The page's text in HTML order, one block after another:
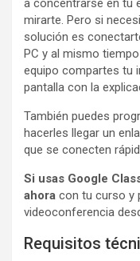
a concentrarse en tu
mirarte. Pero si
solución es
PC y al mismo
equipo compartes tu
pantalla con la
También puedes
hacerles llegar un
que se conecten
Si usas Google
ahora con tu curso y
videoconferencia
Requisitos